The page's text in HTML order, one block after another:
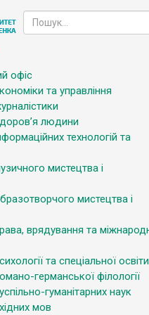
офіс
та управління
людини
технологій та
мистецтва і
мистецтва і
врядування та
та спеціальної освіти
германської філології
гуманітарних наук
мов